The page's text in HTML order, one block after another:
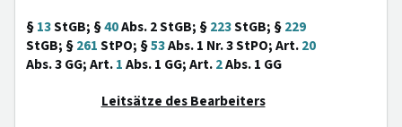
§13StGB; §40Abs. 2 StGB; §223StGB; §229
StGB; §261StPO; §53Abs. 1 Nr. 3 StPO; Art.20
Abs. 3 GG; Art.1Abs. 1 GG; Art.2Abs. 1 GG
Leitsätze des Bearbeiters